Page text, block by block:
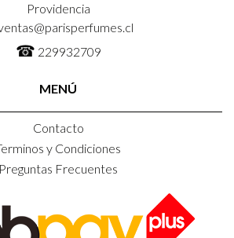
Providencia
☎ 229932709
MENÚ
Contacto
y Condiciones
Preguntas Frecuentes